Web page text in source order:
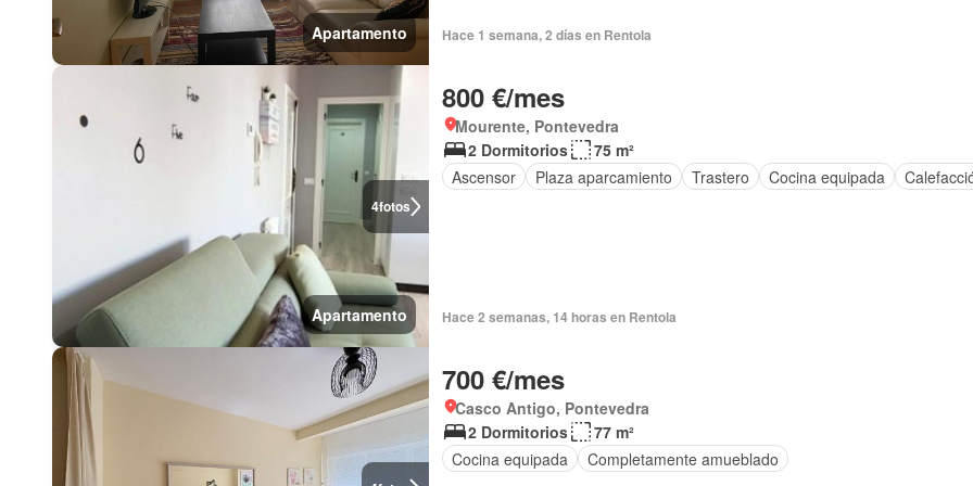
Apartamento Hace 1 semana, 2 días en Rentola
4fotos
Apartamento
800 €/mes
Mourente, Pontevedra
2 Dormitorios
75 m²
Ascensor
Plaza aparcamiento Trastero Cocina equipada
Hace 2 semanas, 14 horas en Rentola
700 €/mes
Casco Antigo, Pontevedra
2 Dormitorios
77 m²
Cocina equipada
Completamente amueblado